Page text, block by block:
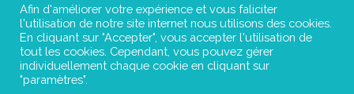
Plan du site
Mentions légales
Afin d'améliorer votre expérience et vous faliciter
l'utilisation de notre site internet nous utilisons des cookies.
En cliquant sur "Accepter", vous accepter l'utilisation de
tout les cookies. Cependant, vous pouvez gérer
individuellement chaque cookie en cliquant sur
"paramètres".